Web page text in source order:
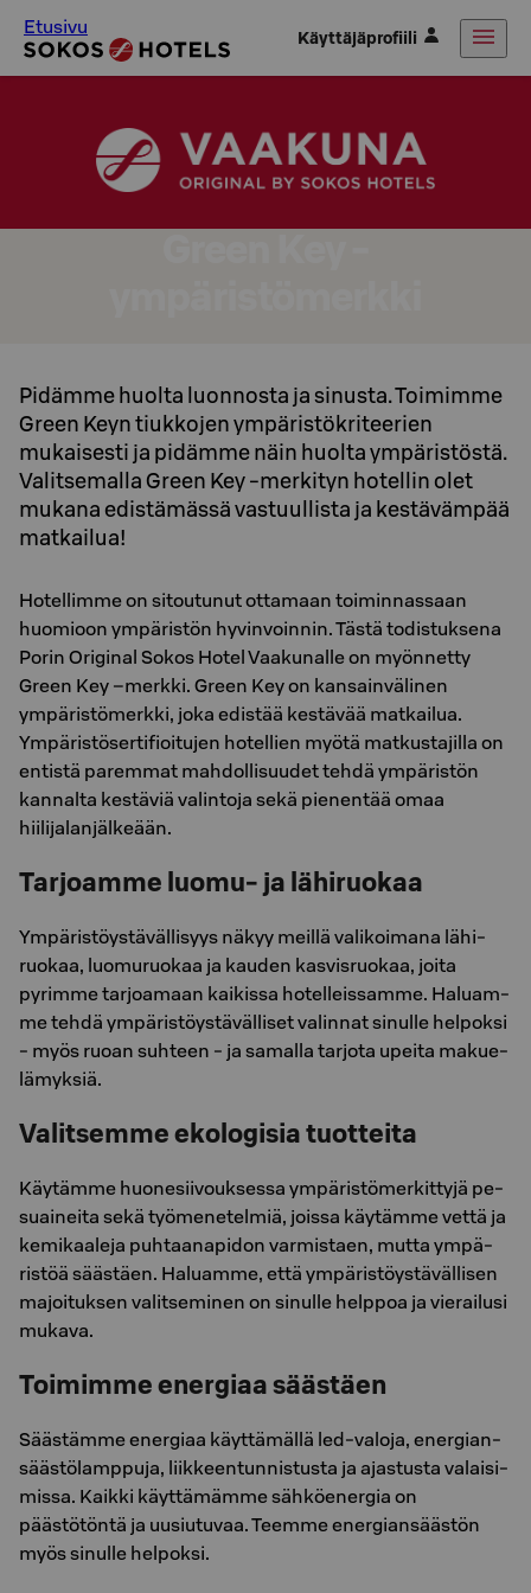
Etusivu Käyttäjäprofiili
Pidämme huolta luonnosta ja sinusta. Toimimme
Green Keyn tiukkojen ympäristökriteerien
mukaisesti ja pidämme näin huolta ympäristöstä.
Valitsemalla Green Key -merkityn hotellin olet
mukana edistämässä vastuullista ja kestävämpää
matkailua!
Hotellimme on sitoutunut ottamaan toiminnassaan
huomioon ympäristön hyvinvoinnin. Tästä todistuksena
Porin Original Sokos Hotel Vaakunalle on myönnetty
Green Key –merkki. Green Key on kansainvälinen
ympäristömerkki, joka edistää kestävää matkailua.
Ympäristösertifioitujen hotellien myötä matkustajilla on
entistä paremmat mahdollisuudet tehdä ympäristön
kannalta kestäviä valintoja sekä pienentää omaa
hiilijalanjälkeään.
Tarjoamme luomu- ja lähiruokaa
Ym­pä­ris­töys­tä­väl­li­syys näkyy meil­lä va­li­koi­ma­na lä­hi­
ruo­kaa, luo­mu­ruo­kaa ja kau­den kas­vis­ruo­kaa, joita
pyrimme tarjoamaan kaikissa hotelleissamme. Ha­luam­
me tehdä ym­pä­ris­töys­tä­väl­li­set va­lin­nat si­nul­le hel­pok­si
- myös ruoan suh­teen - ja sa­mal­la tar­jo­ta upei­ta ma­kue­
lä­myk­siä.
Valitsemme ekologisia tuotteita
Käy­täm­me huo­ne­sii­vouk­ses­sa ym­pä­ris­tö­mer­kit­ty­jä pe­
suai­nei­ta sekä työ­me­ne­tel­miä, jois­sa käy­täm­me vettä ja
ke­mi­kaa­le­ja puh­taa­na­pi­don var­mis­taen, mutta ym­pä­
ris­töä sääs­täen. Ha­luam­me, että ym­pä­ris­töys­tä­väl­li­sen
ma­joi­tuk­sen va­lit­se­mi­nen on si­nul­le help­poa ja vie­rai­lusi
mu­ka­va.
Toimimme energiaa säästäen
Sääs­täm­me ener­gi­aa käyt­tä­mäl­lä led-va­lo­ja, ener­gian­
sääs­tö­lamp­pu­ja, liik­keen­tun­nis­tus­ta ja ajas­tus­ta va­lai­si­
mis­sa. Kaikki käyttämämme sähköenergia on
päästötöntä ja uusiutuvaa. Teem­me ener­gian­sääs­tön
myös si­nul­le hel­pok­si.